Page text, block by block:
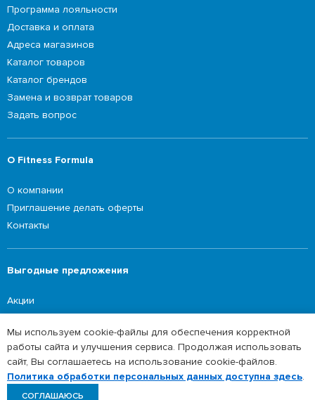
Программа лояльности
Доставка и оплата
Адреса магазинов
Каталог товаров
Каталог брендов
Замена и возврат товаров
Задать вопрос
О Fitness Formula
О компании
Приглашение делать оферты
Контакты
Выгодные предложения
Акции
©2026 Fitness Formula
Политика обработки персональных данных
Мы используем cookie-файлы для обеспечения корректной
работы сайта и улучшения сервиса. Продолжая использовать
сайт, Вы соглашаетесь на использование cookie-файлов.
Политика обработки персональных данных доступна здесь.
СОГЛАШАЮСЬ